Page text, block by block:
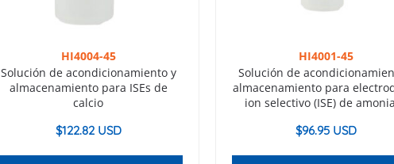
HI4004-45
Solución de acondicionamiento y
almacenamiento para ISEs de
calcio
$122.82 USD
HI4001-45
Solución de
almacenamiento para
ion selectivo (ISE) de
$96.95 USD